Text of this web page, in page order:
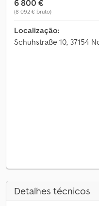
6 800 €
(8 092 € bruto)
Localização:
Schuhstraße 10, 37154
Detalhes técnicos